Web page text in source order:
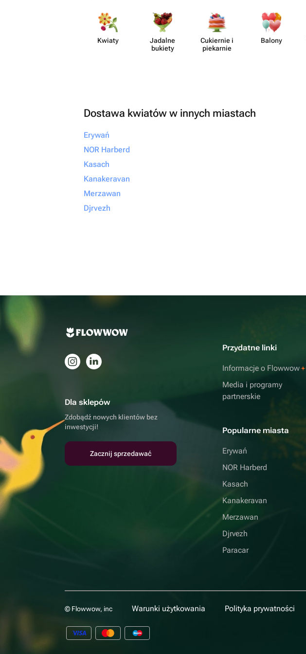
рекомендую! Если вы хотите подарить
своим близким не просто подарок, а
настоящие эмоции и быть уверенными,
что всё будет выполнено с любовью и
Kwiaty
Jadalne
bukiety
Cukiernie i
piekarnie
Balony
Dostawa kwiatów w innych miastach
Erywań
NOR Harberd
Kasach
Kanakeravan
Merzawan
Djrvezh
Dla sklepów
Zdobądź nowych klientów bez
inwestycji!
Zacznij sprzedawać
Przydatne linki
Informacje o Flowwow
Media i programy
partnerskie
Popularne miasta
Erywań
NOR Harberd
Kasach
Kanakeravan
Merzawan
Djrvezh
Paracar
© Flowwow, inc Warunki użytkowania Polityka prywatności